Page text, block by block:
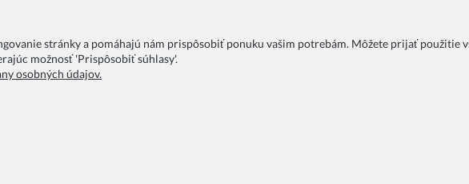
stránky a pomáhajú nám prispôsobiť ponuku vašim potrebám. Môžete prijať použitie
možnosť 'Prispôsobiť súhlasy'.
osobných údajov.